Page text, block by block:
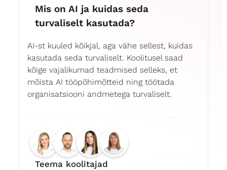
Mis on AI ja kuidas seda
turvaliselt kasutada?
AI-st kuuled kõikjal, aga vähe sellest, kuidas
kasutada seda turvaliselt. Koolitusel saad
kõige vajalikumad teadmised selleks, et
mõista AI tööpõhimõtteid ning töötada
organisatsiooni andmetega turvaliselt.
Teema koolitajad